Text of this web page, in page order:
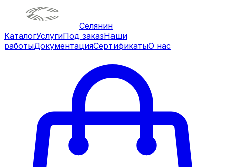
Селянин
КаталогУслугиПод заказНаши
работыДокументацияСертификатыО нас